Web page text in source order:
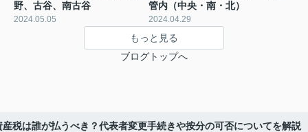
野、古谷、南古谷
2024.05.05
管内（中央・南・北）
2024.04.29
もっと見る
ブログトップへ
税は誰が払うべき？代表者変更手続きや按分の可否についてを解説